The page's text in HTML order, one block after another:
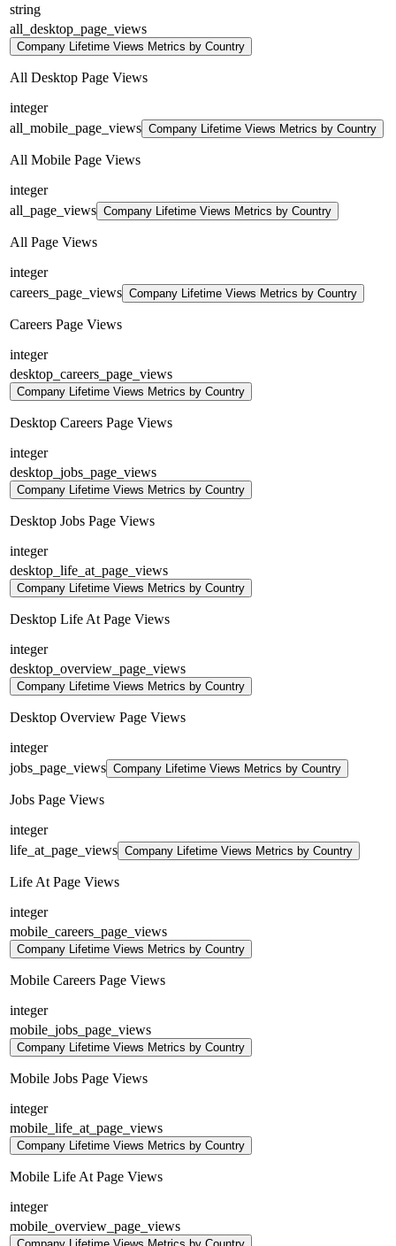
string
all_desktop_page_views
Company Lifetime Views Metrics by Country
All Desktop Page Views
integer
all_mobile_page_views Company Lifetime Views Metrics by Country
All Mobile Page Views
integer
all_page_views Company Lifetime Views Metrics by Country
All Page Views
integer
careers_page_views Company Lifetime Views Metrics by Country
Careers Page Views
integer
desktop_careers_page_views
Company Lifetime Views Metrics by Country
Desktop Careers Page Views
integer
desktop_jobs_page_views
Company Lifetime Views Metrics by Country
Desktop Jobs Page Views
integer
desktop_life_at_page_views
Company Lifetime Views Metrics by Country
Desktop Life At Page Views
integer
desktop_overview_page_views
Company Lifetime Views Metrics by Country
Desktop Overview Page Views
integer
jobs_page_views Company Lifetime Views Metrics by Country
Jobs Page Views
integer
life_at_page_views Company Lifetime Views Metrics by Country
Life At Page Views
integer
mobile_careers_page_views
Company Lifetime Views Metrics by Country
Mobile Careers Page Views
integer
mobile_jobs_page_views
Company Lifetime Views Metrics by Country
Mobile Jobs Page Views
integer
mobile_life_at_page_views
Company Lifetime Views Metrics by Country
Mobile Life At Page Views
integer
mobile_overview_page_views